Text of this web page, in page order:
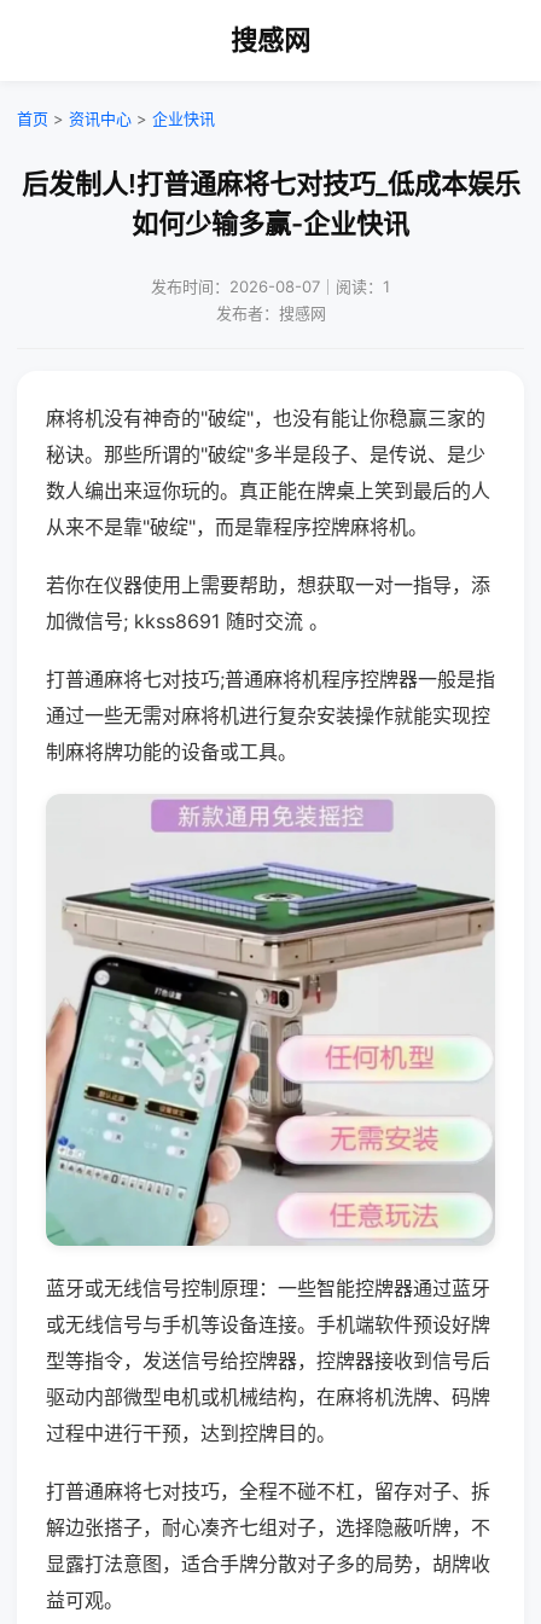
搜感网
首页 > 资讯中心 > 企业快讯
后发制人!打普通麻将七对技巧_低成本娱乐
如何少输多赢-企业快讯
发布时间：2026-08-07｜阅读：1
发布者：搜感网
麻将机没有神奇的"破绽"，也没有能让你稳赢三家的
秘诀。那些所谓的"破绽"多半是段子、是传说、是少
数人编出来逗你玩的。真正能在牌桌上笑到最后的人
从来不是靠"破绽"，而是靠程序控牌麻将机。
若你在仪器使用上需要帮助，想获取一对一指导，添
加微信号; kkss8691 随时交流 。
打普通麻将七对技巧;普通麻将机程序控牌器一般是指
通过一些无需对麻将机进行复杂安装操作就能实现控
制麻将牌功能的设备或工具。
蓝牙或无线信号控制原理：一些智能控牌器通过蓝牙
或无线信号与手机等设备连接。手机端软件预设好牌
型等指令，发送信号给控牌器，控牌器接收到信号后
驱动内部微型电机或机械结构，在麻将机洗牌、码牌
过程中进行干预，达到控牌目的。
打普通麻将七对技巧，全程不碰不杠，留存对子、拆
解边张搭子，耐心凑齐七组对子，选择隐蔽听牌，不
显露打法意图，适合手牌分散对子多的局势，胡牌收
益可观。